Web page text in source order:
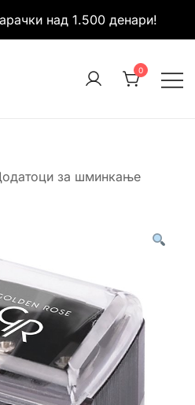
над 1.500 денари!
0
за шминкање